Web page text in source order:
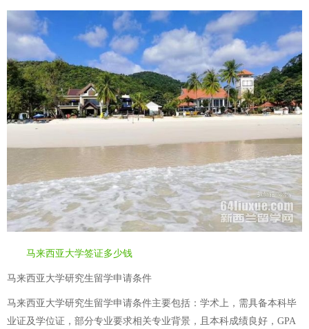
马来西亚大学签证多少钱
马来西亚大学研究生留学申请条件
马来西亚大学研究生留学申请条件主要包括：学术上，需具备本科毕
业证及学位证，部分专业要求相关专业背景，且本科成绩良好，GPA